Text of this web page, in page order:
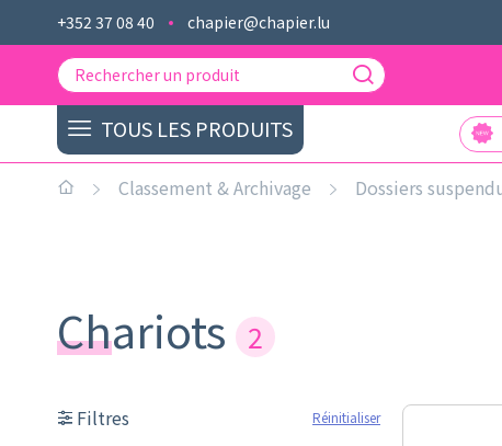
+352 37 08 40 chapier@chapier.lu
TOUS LES PRODUITS
Classement & Archivage Dossiers
Chariots 2
Filtres Réinitialiser